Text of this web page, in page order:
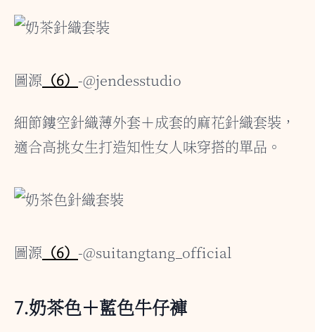
圖源 （6） -@jendesstudio
細節鏤空針織薄外套＋成套的麻花針織套裝，
適合高挑女生打造知性女人味穿搭的單品。
圖源 （6） -@suitangtang_official
7.奶茶色＋藍色牛仔褲